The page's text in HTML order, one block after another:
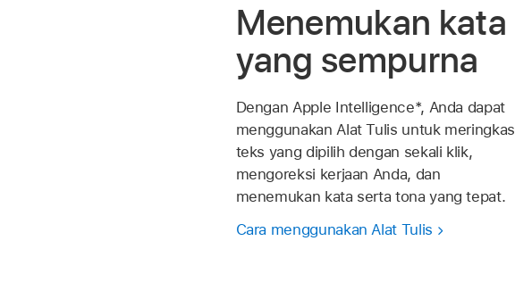
Menemukan kata
yang sempurna
Dengan Apple Intelligence*, Anda dapat
menggunakan Alat Tulis untuk meringkas
teks yang dipilih dengan sekali klik,
mengoreksi kerjaan Anda, dan
menemukan kata serta tona yang tepat.
Cara menggunakan Alat Tulis